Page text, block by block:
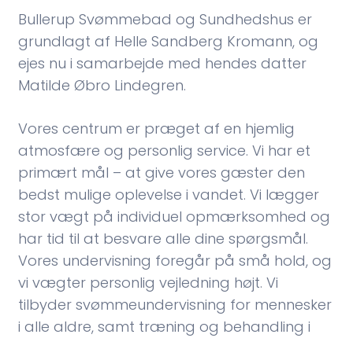
Bullerup Svømmebad og Sundhedshus er
grundlagt af Helle Sandberg Kromann, og
ejes nu i samarbejde med hendes datter
Matilde Øbro Lindegren.
Vores centrum er præget af en hjemlig
atmosfære og personlig service. Vi har et
primært mål – at give vores gæster den
bedst mulige oplevelse i vandet. Vi lægger
stor vægt på individuel opmærksomhed og
har tid til at besvare alle dine spørgsmål.
Vores undervisning foregår på små hold, og
vi vægter personlig vejledning højt. Vi
tilbyder svømmeundervisning for mennesker
i alle aldre, samt træning og behandling i